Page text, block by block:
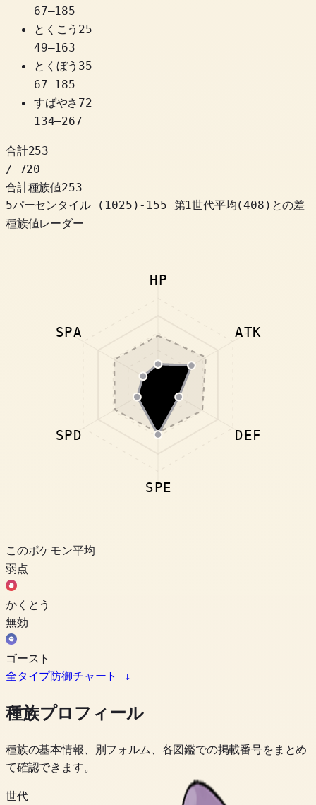
67–185
とくこう 25
49–163
とくぼう 35
67–185
すばやさ 72
134–267
合計253
/ 720
合計種族値253
5パーセンタイル
( 1025 ) -155 第1世代平均(408)との差
種族値レーダー
HP
ATK
DEF
SPE
SPD
SPA
このポケモン平均
弱点
かくとう
無効
ゴースト
全タイプ防御チャート
↓
種族プロフィール
種族の基本情報、別フォルム、各図鑑での掲載番号をまとめ
て確認できます。
世代